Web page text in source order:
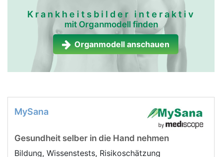
Krankheitsbilder interaktiv
mit Organmodell finden
Organmodell anschauen
MySana
Gesundheit selber in die Hand nehmen
Bildung, Wissenstests, Risikoschätzung